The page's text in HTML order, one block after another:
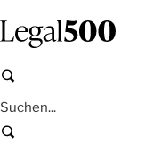
Inhalt
springen
Suchen
Suchen